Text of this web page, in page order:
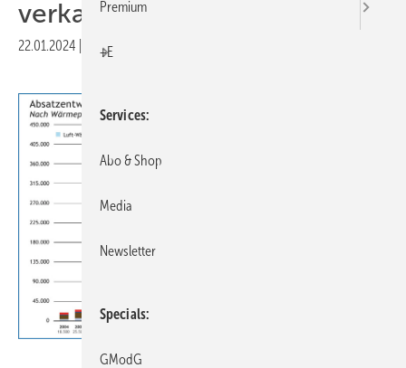
verkauft
22.01.2024 Druckvorschau
Premium
+E
Services
Abo & Shop
Media
Newsletter
Specials
GModG